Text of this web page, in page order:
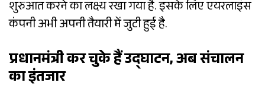
शुरुआत करने का लक्ष्य रखा गया है. इसके लिए एयरलाइंस
कंपनी अभी अपनी तैयारी में जुटी हुई है.
प्रधानमंत्री कर चुके हैं उद्घाटन, अब संचालन
का इंतजार